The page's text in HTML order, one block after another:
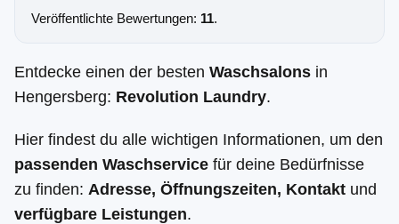
Veröffentlichte Bewertungen: 11.
Entdecke einen der besten Waschsalons in
Hengersberg: Revolution Laundry.
Hier findest du alle wichtigen Informationen, um den
passenden Waschservice für deine Bedürfnisse
zu finden: Adresse, Öffnungszeiten, Kontakt und
verfügbare Leistungen.